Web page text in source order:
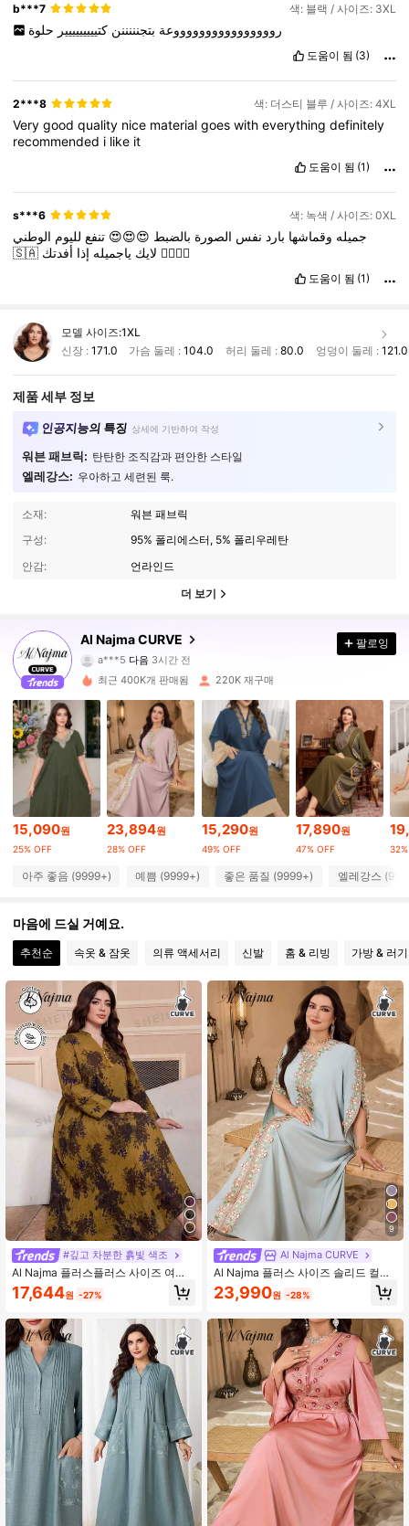
b***7 색: 블랙 / 사이즈: 3XL
رووووووووووووووووعة بتجننننننكتييييييييير حلوة
도움이 됨 (3)
2***8 색: 더스티 블루 / 사이즈: 4XL
Verygoodquality nice materialgoeswitheverythingdefinitely
recommended i like it
도움이 됨 (1)
s***6 색: 녹색 / 사이즈: 0XL
جميله وقماشها بارد نفس الصورة بالضبط 😍😍😍 تنفع لليوم الوطني
🇸🇦
لايك ياجميله إذا 👍🏻👍🏻
도움이 됨 (1)
모델 사이즈:1XL
신장 : 171.0 가슴 둘레 :104.0 허리 둘레 : 80.0 엉덩이 둘레 : 121.0
제품 세부 정보
인공지능의 특징 상세에 기반하여 작성
워븐 패브릭: 탄탄한 조직감과 편안한 스타일
엘레강스: 우아하고 세련된 룩.
소재:
워븐 패브릭
구성:
95% 폴리에스터, 5% 폴리우레탄
안감:
언라인드
더 보기
Al Najma CURVE
4.87
101K 팔로워
a***5 다음 3시간 전
4.87
101K 팔로워
4.87 101K 팔로워
4.87 101K 팔로워
4.87 101K 팔로워
4.87 101K 팔로워
4.87 101K 팔로워
4.87 101K 팔로워
4.87 101K 팔로워
팔로잉
최근 400K개 판매됨 220K 재구매
15,090원
25% OFF
23,894원
28% OFF
15,290원
49% OFF
17,890원
47% OFF
아주 좋음 (9999+) 예쁨 (9999+) 좋은 품질 (9999+) 엘레강스
마음에 드실 거예요.
추천순 속옷 & 잠옷 의류 액세서리 신발 홈 & 리빙 가방 & 러
#깊고 차분한 흙빛 색조
Al Najma 플러스플러스 사이즈 여성
플랜트 프린트 브이넥 긴팔 드레스, 아
랍 패션, 모더스트, 일상/여행/휴일/휴
플러스플러스 사이즈 아라비아 웨어,
카프탄
17,644원 -27%
9
Al Najma CURVE
Al Najma 플러스 사이즈 솔리드 컬러
레이스 트림 버튼 여성 터키 긴 튜닉,
아랍 전통 맥시 드레스
23,990원 -28%